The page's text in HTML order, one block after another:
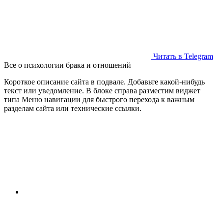
Читать в Telegram
Все о психологии брака и отношений
Короткое описание сайта в подвале. Добавьте какой-нибудь
текст или уведомление. В блоке справа разместим виджет
типа Меню навигации для быстрого перехода к важным
разделам сайта или технические ссылки.